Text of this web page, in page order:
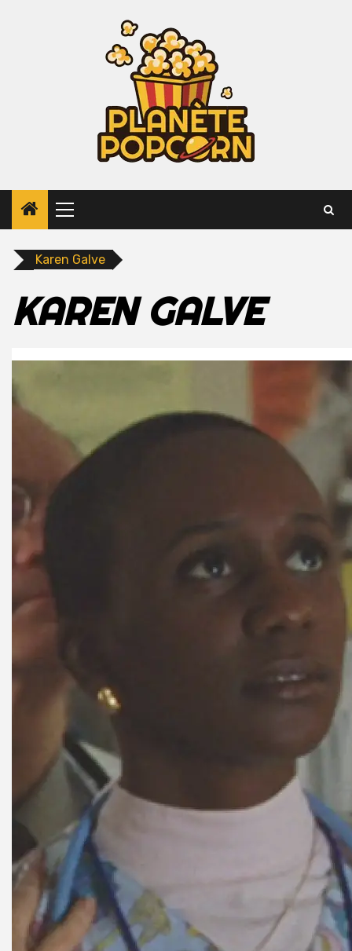
Primary
Menu
Karen Galve
KAREN GALVE